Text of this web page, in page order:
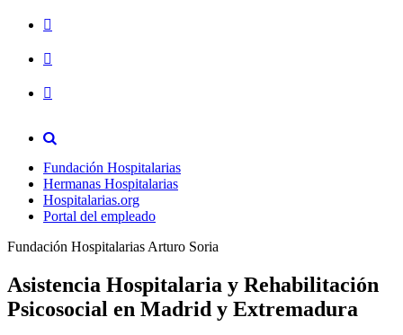
Fundación Hospitalarias
Hermanas Hospitalarias
Hospitalarias.org
Portal del empleado
Fundación Hospitalarias Arturo Soria
Asistencia Hospitalaria y Rehabilitación
Psicosocial en Madrid y Extremadura